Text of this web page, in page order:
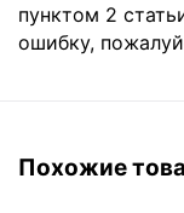
пунктом 2
ошибку,
Похожие